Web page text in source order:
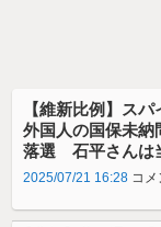
【維新比例】ス
外国人の国保未納
落選 石平さんは
2025/07/21 16:28 コ